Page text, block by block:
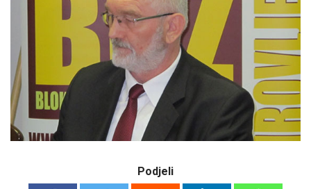
Podjeli